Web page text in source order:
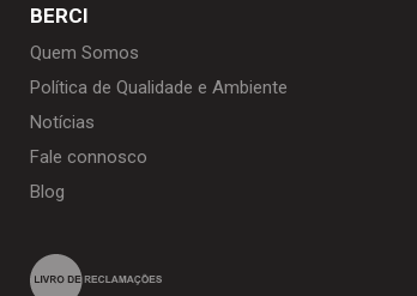
BERCI
Quem Somos
Política de Qualidade e Ambiente
Notícias
Fale connosco
Blog